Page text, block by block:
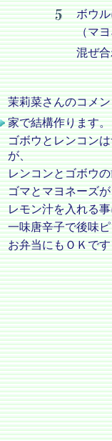
ボウ
（マ
混ぜ
茉莉菜さんのコメ
家で結構作ります。
ゴボウとレンコン
が、
レンコンとゴボウ
ゴマとマヨネーズ
レモン汁を入れる
一味唐辛子で後味
お弁当にもＯＫで